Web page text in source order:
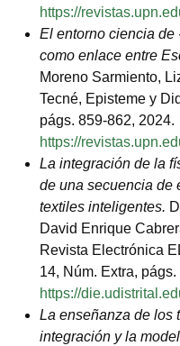
https://
El entorno ciencia de
como enlace entre
Moreno Sarmiento,
Tecné, Episteme y
págs. 859-862, 2024.
https://
La integración de la
de una secuencia de
textiles inteligentes.
David Enrique
Revista Electrónica
14, Núm. Extra,
https://
La enseñanza de los
integración y la